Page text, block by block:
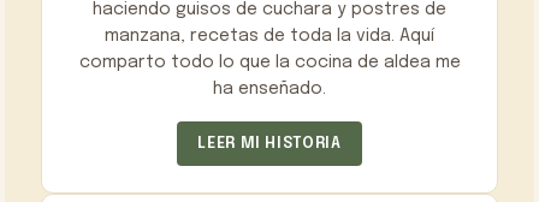
haciendo guisos de cuchara y postres de
manzana, recetas de toda la vida. Aquí
comparto todo lo que la cocina de aldea me
ha enseñado.
LEER MI HISTORIA